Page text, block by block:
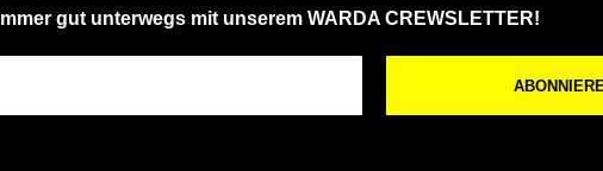
Immer gut unterwegs mit unserem WARDA CREWSLETTER!